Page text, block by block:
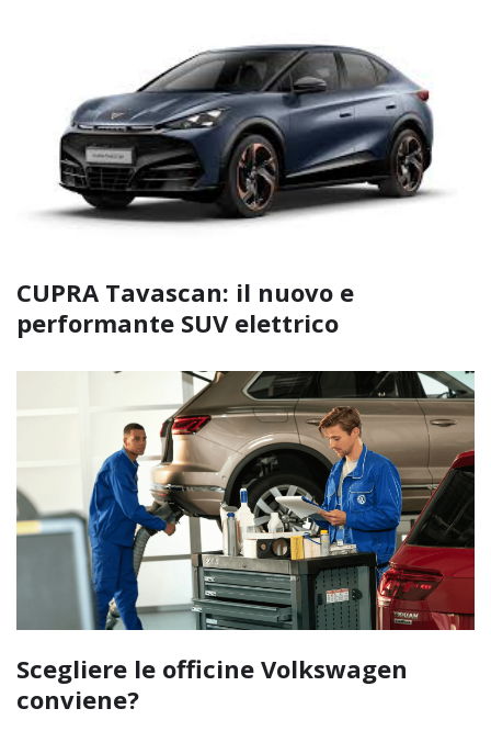
CUPRA Tavascan: il nuovo e
performante SUV elettrico
Scegliere le officine Volkswagen
conviene?